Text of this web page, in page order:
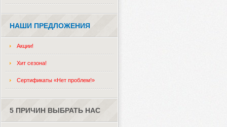
НАШИ ПРЕДЛОЖЕНИЯ
Акции!
Хит сезона!
Сертификаты «Нет проблем!»
5 ПРИЧИН ВЫБРАТЬ НАС